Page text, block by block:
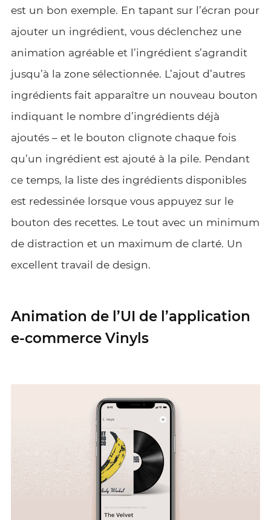
est un bon exemple. En tapant sur l’écran pour
ajouter un ingrédient, vous déclenchez une
animation agréable et l’ingrédient s’agrandit
jusqu’à la zone sélectionnée. L’ajout d’autres
ingrédients fait apparaître un nouveau bouton
indiquant le nombre d’ingrédients déjà
ajoutés – et le bouton clignote chaque fois
qu’un ingrédient est ajouté à la pile. Pendant
ce temps, la liste des ingrédients disponibles
est redessinée lorsque vous appuyez sur le
bouton des recettes. Le tout avec un minimum
de distraction et un maximum de clarté. Un
excellent travail de design.
Animation de l’UI de l’application
e-commerce Vinyls